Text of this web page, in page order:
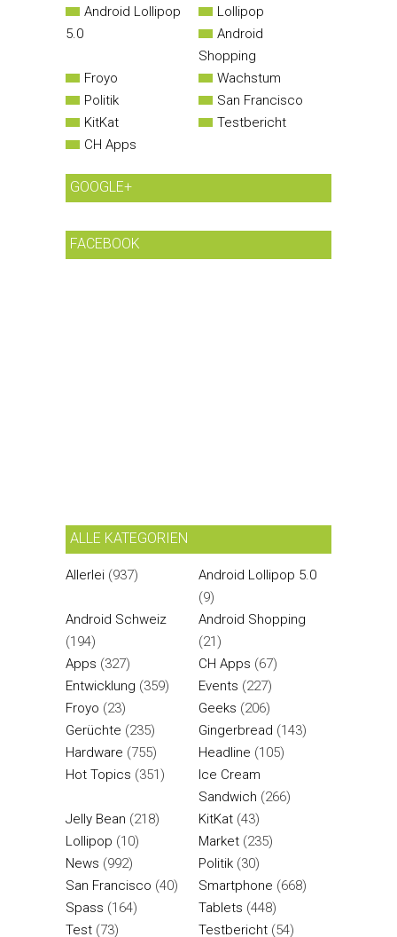
Android Lollipop
5.0
Lollipop
Android
Shopping
Froyo
Wachstum
Politik
San Francisco
KitKat
Testbericht
CH Apps
GOOGLE+
FACEBOOK
ALLE KATEGORIEN
Allerlei (937)
Android Lollipop 5.0
(9)
Android Schweiz
(194)
Android Shopping
(21)
Apps (327) CH Apps (67)
Entwicklung (359) Events (227)
Froyo (23) Geeks (206)
Gerüchte (235) Gingerbread (143)
Hardware (755) Headline (105)
Hot Topics (351)
Ice Cream
Sandwich (266)
Jelly Bean (218) KitKat (43)
Lollipop (10) Market (235)
News (992) Politik (30)
San Francisco (40) Smartphone (668)
Spass (164) Tablets (448)
Test (73) Testbericht (54)